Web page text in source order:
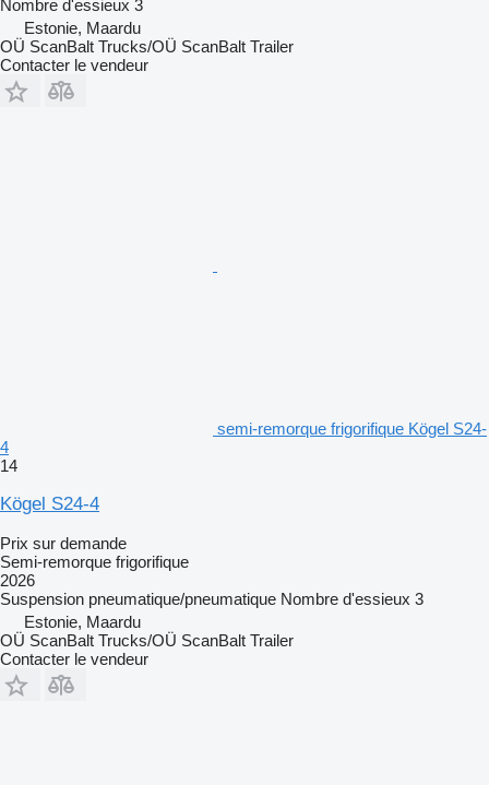
Nombre d'essieux 3
Estonie, Maardu
OÜ ScanBalt Trucks/OÜ ScanBalt Trailer
Contacter le vendeur
semi-remorque frigorifique Kögel S24-
4
14
Kögel S24-4
Prix sur demande
Semi-remorque frigorifique
2026
Suspension pneumatique/pneumatique Nombre d'essieux 3
Estonie, Maardu
OÜ ScanBalt Trucks/OÜ ScanBalt Trailer
Contacter le vendeur